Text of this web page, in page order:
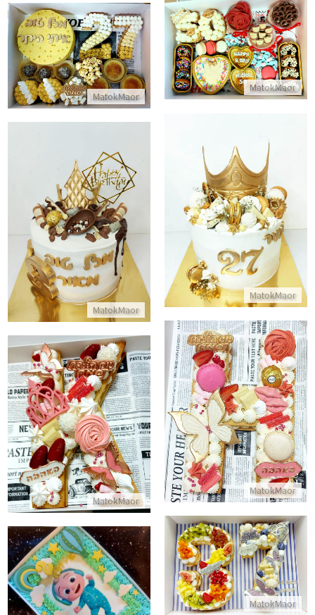
MatokMaor
מארז מתוק לגיל 50
התקשר/י
MatokMaor
מארז קינוחים לגבר
התקשר/י
MatokMaor
עוגת יום הולדת מעוצבת עם כתר וממתקים
התקשר/י
MatokMaor
עוגת טפטופים ושוקולדים עם
התקשר/י
MatokMaor
עוגת אותיות
התקשר/י
MatokMaor
עוגת אותיות ליום הולדת
התקשר/י
MatokMaor
עוגת מספרים לאמא
התקשר/י עוגת גן קוקומלון מלבנית
התקשר/י